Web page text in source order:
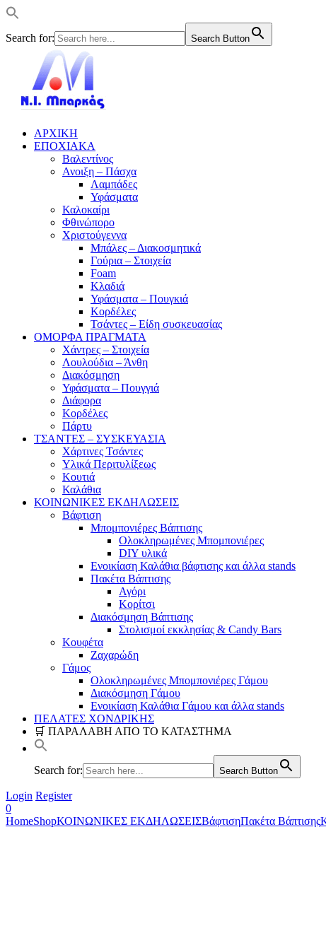
Search for: Search Button
ΑΡΧΙΚΗ
ΕΠΟΧΙΑΚΑ
Βαλεντίνος
Ανοιξη – Πάσχα
Λαμπάδες
Υφάσματα
Καλοκαίρι
Φθινώπορο
Χριστούγεννα
Μπάλες – Διακοσμητικά
Γούρια – Στοιχεία
Foam
Κλαδιά
Υφάσματα – Πουγκιά
Κορδέλες
Τσάντες – Είδη συσκευασίας
ΟΜΟΡΦΑ ΠΡΑΓΜΑΤΑ
Χάντρες – Στοιχεία
Λουλούδια – Άνθη
Διακόσμηση
Υφάσματα – Πουγγιά
Διάφορα
Κορδέλες
Πάρτυ
ΤΣΑΝΤΕΣ – ΣΥΣΚΕΥΑΣΙΑ
Χάρτινες Τσάντες
Υλικά Περιτυλίξεως
Κουτιά
Καλάθια
ΚΟΙΝΩΝΙΚΕΣ ΕΚΔΗΛΩΣΕΙΣ
Βάφτιση
Μπομπονιέρες Βάπτισης
Ολοκληρωμένες Μπομπονιέρες
DIY υλικά
Ενοικίαση Καλάθια βάφτισης και άλλα stands
Πακέτα Βάπτισης
Αγόρι
Κορίτσι
Διακόσμηση Βάπτισης
Στολισμοί εκκλησίας & Candy Bars
Κουφέτα
Ζαχαρώδη
Γάμος
Ολοκληρωμένες Μπομπονιέρες Γάμου
Διακόσμηση Γάμου
Ενοικίαση Καλάθια Γάμου και άλλα stands
ΠΕΛΑΤΕΣ ΧΟΝΔΡΙΚΗΣ
🛒 ΠΑΡΑΛΑΒΗ ΑΠΟ ΤΟ ΚΑΤΑΣΤΗΜΑ
Search for: Search Button
Login Register
0
HomeShopΚΟΙΝΩΝΙΚΕΣ ΕΚΔΗΛΩΣΕΙΣΒάφτισηΠακέτα Βάπτισης